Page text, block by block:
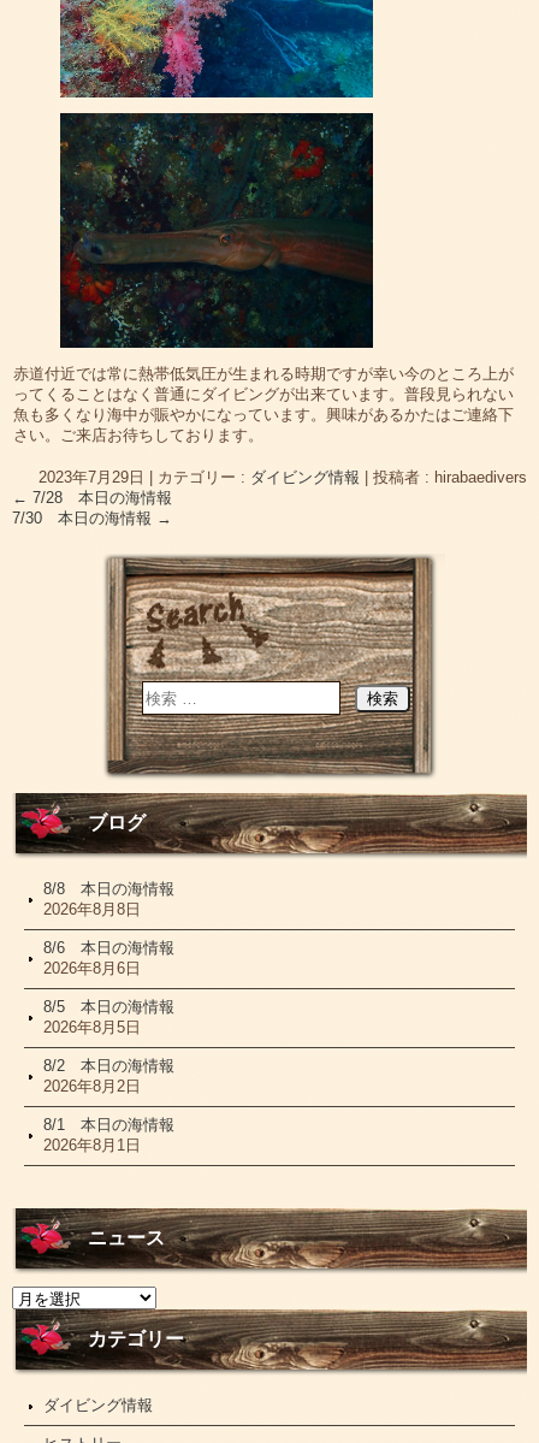
赤道付近では常に熱帯低気圧が生まれる時期ですが幸い今のところ上が
ってくることはなく普通にダイビングが出来ています。普段見られない
魚も多くなり海中が賑やかになっています。興味があるかたはご連絡下
さい。ご来店お待ちしております。
2023年7月29日 カテゴリー : ダイビング情報
投稿者 : hirabaedivers
← 7/28 本日の海情報
7/30 本日の海情報 →
ブログ
8/8 本日の海情報
2026年8月8日
8/6 本日の海情報
2026年8月6日
8/5 本日の海情報
2026年8月5日
8/2 本日の海情報
2026年8月2日
8/1 本日の海情報
2026年8月1日
ニュース
ニ
ュ
ー
カテゴリー
ダイビング情報